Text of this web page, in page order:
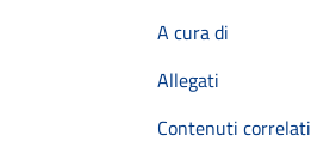
A cura di
Allegati
Contenuti correlati